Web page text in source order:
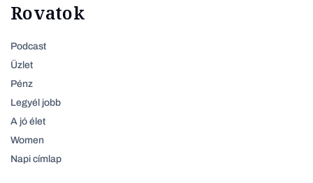
Rovatok
Podcast
Üzlet
Pénz
Legyél jobb
A jó élet
Women
Napi címlap